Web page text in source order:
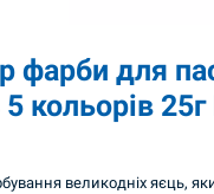
фарби для
кольорів
великодніх яєць,